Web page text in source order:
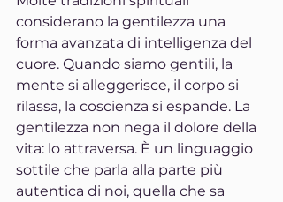
considerano la gentilezza una
forma avanzata di intelligenza del
cuore. Quando siamo gentili, la
mente si alleggerisce, il corpo si
rilassa, la coscienza si espande. La
gentilezza non nega il dolore della
vita: lo attraversa. È un linguaggio
sottile che parla alla parte più
autentica di noi, quella che sa